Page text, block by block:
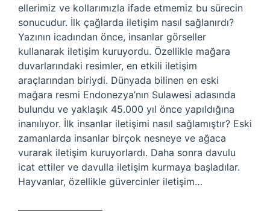
ellerimiz ve kollarımızla ifade etmemiz bu sürecin
sonucudur. İlk çağlarda iletişim nasıl sağlanırdı?
Yazının icadından önce, insanlar görseller
kullanarak iletişim kuruyordu. Özellikle mağara
duvarlarındaki resimler, en etkili iletişim
araçlarından biriydi. Dünyada bilinen en eski
mağara resmi Endonezya’nın Sulawesi adasında
bulundu ve yaklaşık 45.000 yıl önce yapıldığına
inanılıyor. İlk insanlar iletişimi nasıl sağlamıştır? Eski
zamanlarda insanlar birçok nesneye ve ağaca
vurarak iletişim kuruyorlardı. Daha sonra davulu
icat ettiler ve davulla iletişim kurmaya başladılar.
Hayvanlar, özellikle güvercinler iletişim…